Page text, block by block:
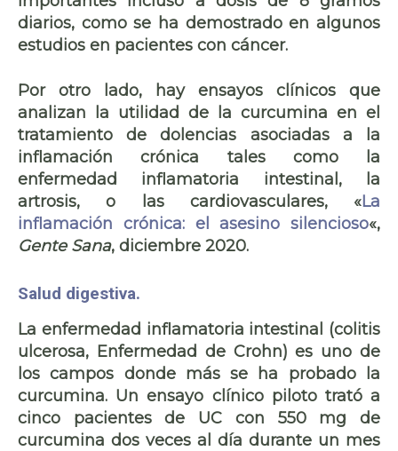
diarios, como se ha demostrado en algunos
estudios en pacientes con cáncer.
Por otro lado, hay ensayos clínicos que
analizan la utilidad de la curcumina en el
tratamiento de dolencias asociadas a la
inflamación crónica tales como la
enfermedad inflamatoria intestinal , la
artrosis, o las cardiovasculares, «La
inflamación crónica: el asesino silencioso«,
Gente Sana, diciembre 2020.
Salud digestiva.
La enfermedad inflamatoria intestinal (colitis
ulcerosa, Enfermedad de Crohn) es uno de
los campos donde más se ha probado la
curcumina. Un ensayo clínico piloto trató a
cinco pacientes de UC con 550 mg de
curcumina dos veces al día durante un mes